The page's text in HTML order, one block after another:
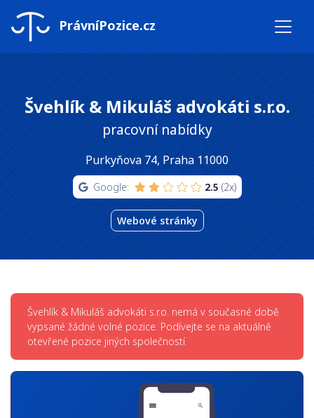
PrávníPozice.cz
Švehlík & Mikuláš advokáti s.r.o.
pracovní nabídky
Purkyňova 74, Praha 11000
Google: 2.5 (2x)
Webové stránky
Švehlík & Mikuláš advokáti s.r.o. nemá v současné době
vypsané žádné volné pozice. Podívejte se na aktuálně
otevřené pozice jiných společností.